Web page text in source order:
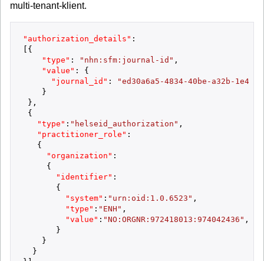
multi-tenant-klient.
"authorization_details" :
{
"type" : "nhn:sfm:journal-id" ,
"value" :
{
"journal_id" :
"ed30a6a5-4834-40be-a32b-
}
} ,
{
"type" : "helseid_authorization" ,
"practitioner_role" :
{
"organization" :
{
"identifier" :
{
"system" : "urn:oid:1.0.6523" ,
"type" : "ENH" ,
"value" : "NO:ORGNR:972418013:974042436" ,
}
}
}